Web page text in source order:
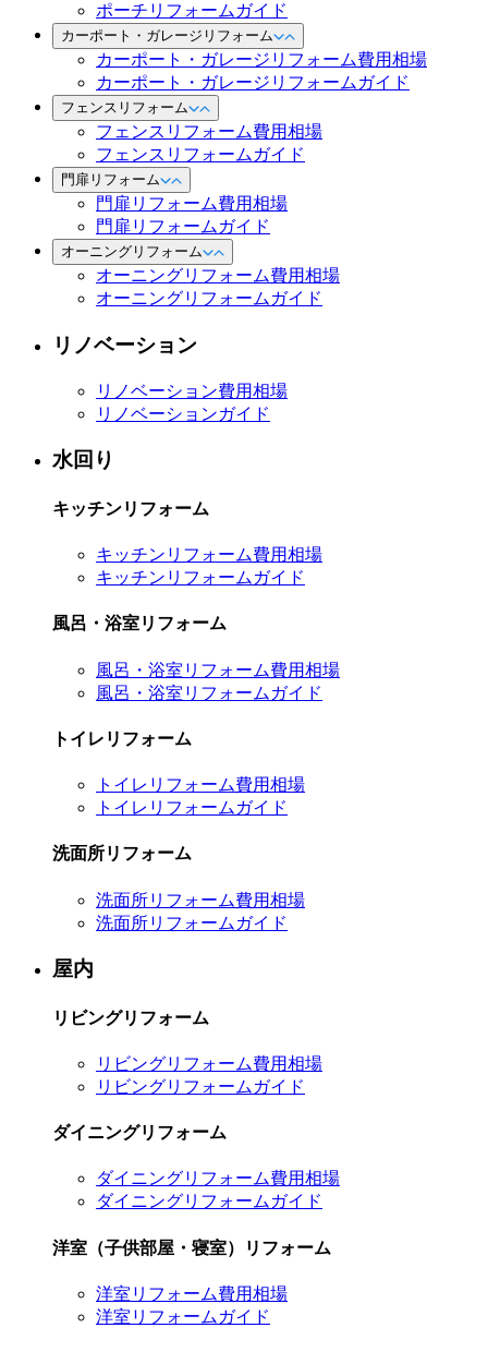
ポーチリフォームガイド
カーポート・ガレージリフォーム
カーポート・ガレージリフォーム費用相場
カーポート・ガレージリフォームガイド
フェンスリフォーム
フェンスリフォーム費用相場
フェンスリフォームガイド
門扉リフォーム
門扉リフォーム費用相場
門扉リフォームガイド
オーニングリフォーム
オーニングリフォーム費用相場
オーニングリフォームガイド
リノベーション
リノベーション費用相場
リノベーションガイド
水回り
キッチンリフォーム
キッチンリフォーム費用相場
キッチンリフォームガイド
風呂・浴室リフォーム
風呂・浴室リフォーム費用相場
風呂・浴室リフォームガイド
トイレリフォーム
トイレリフォーム費用相場
トイレリフォームガイド
洗面所リフォーム
洗面所リフォーム費用相場
洗面所リフォームガイド
屋内
リビングリフォーム
リビングリフォーム費用相場
リビングリフォームガイド
ダイニングリフォーム
ダイニングリフォーム費用相場
ダイニングリフォームガイド
洋室（子供部屋・寝室）リフォーム
洋室リフォーム費用相場
洋室リフォームガイド